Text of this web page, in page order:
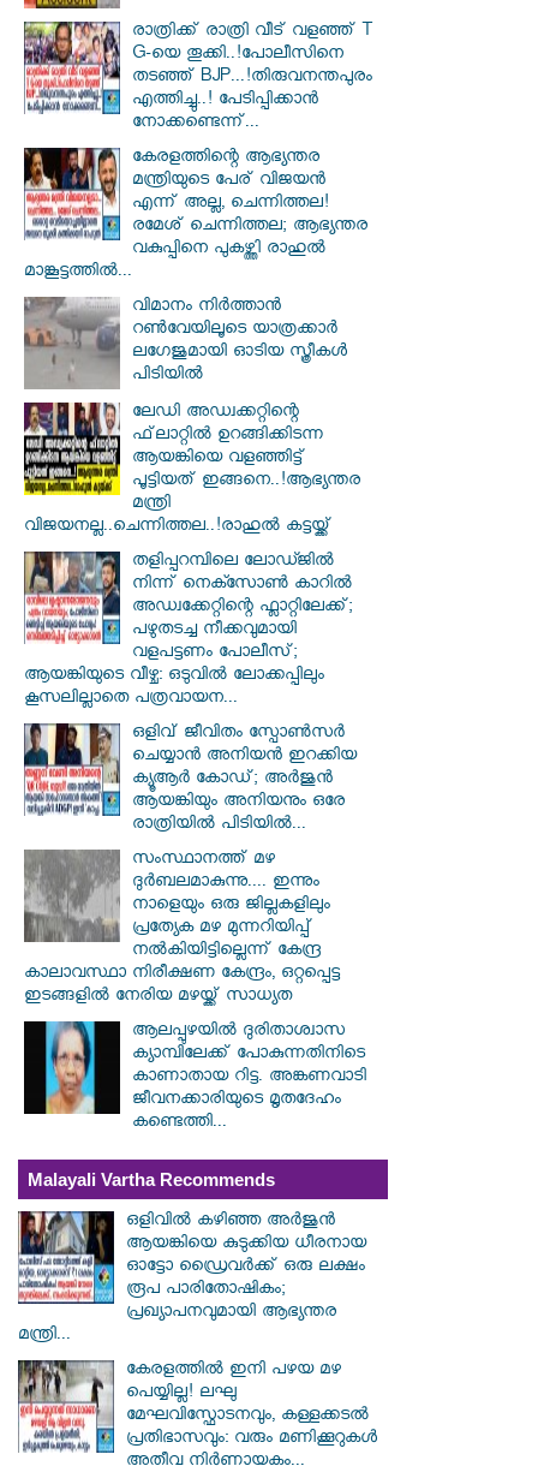
രാത്രിക്ക് രാത്രി വീട് വളഞ്ഞ് T
G-യെ തൂക്കി..!പോലീസിനെ
തടഞ്ഞ് BJP...!തിരുവനന്തപുരം
എത്തിച്ചു..! പേടിപ്പിക്കാൻ
നോക്കണ്ടെന്ന്...
കേരളത്തിന്റെ ആഭ്യന്തര
മന്ത്രിയുടെ പേര് വിജയൻ
എന്ന് അല്ല, ചെന്നിത്തല!
രമേശ് ചെന്നിത്തല; ആഭ്യന്തര
വകുപ്പിനെ പുകഴ്ത്തി രാഹുൽ
മാങ്കൂട്ടത്തിൽ...
വിമാനം നിര്‍ത്താന്‍
റണ്‍വേയിലൂടെ യാത്രക്കാര്‍
ലഗേജുമായി ഓടിയ സ്ത്രീകള്‍
പിടിയില്‍
ലേഡി അഡ്വക്കറ്റിന്റെ
ഫ്‌ലാറ്റിൽ ഉറങ്ങിക്കിടന്ന
ആയങ്കിയെ വളഞ്ഞിട്ട്
പൂട്ടിയത് ഇങ്ങനെ..!ആഭ്യന്തര
മന്ത്രി
വിജയനല്ല..ചെന്നിത്തല..!രാഹുൽ കട്ടയ്ക്ക്
തളിപ്പറമ്പിലെ ലോഡ്ജിൽ
നിന്ന് നെക്സോൺ കാറിൽ
അഡ്വക്കേറ്റിന്റെ ഫ്ലാറ്റിലേക്ക്;
പഴുതടച്ച നീക്കവുമായി
വളപട്ടണം പോലീസ്;
ആയങ്കിയുടെ വീഴ്ച: ഒടുവിൽ ലോക്കപ്പിലും
കൂസലില്ലാതെ പത്രവായന...
ഒളിവ് ജീവിതം സ്പോൺസർ
ചെയ്യാൻ അനിയൻ ഇറക്കിയ
ക്യൂആർ കോഡ്; അർജുൻ
ആയങ്കിയും അനിയനും ഒരേ
രാത്രിയിൽ പിടിയിൽ...
സംസ്ഥാനത്ത് മഴ
ദുർബലമാകുന്നു.... ഇന്നും
നാളെയും ഒരു ജില്ലകളിലും
പ്രത്യേക മഴ മുന്നറിയിപ്പ്
നൽകിയിട്ടില്ലെന്ന് കേന്ദ്ര
കാലാവസ്ഥാ നിരീക്ഷണ കേന്ദ്രം, ഒറ്റപ്പെട്ട
ഇടങ്ങളിൽ നേരിയ മഴയ്ക്ക് സാധ്യത
ആലപ്പുഴയിൽ ​ദുരിതാശ്വാസ
ക്യാമ്പിലേക്ക് പോകുന്നതിനിടെ
കാണാതായ റിട്ട. അങ്കണവാടി
ജീവനക്കാരിയുടെ മൃതദേഹം
കണ്ടെത്തി...
Malayali Vartha Recommends
ഒളിവിൽ കഴിഞ്ഞ അർജുൻ
ആയങ്കിയെ കുടുക്കിയ ധീരനായ
ഓട്ടോ ഡ്രൈവർക്ക് ഒരു ലക്ഷം
രൂപ പാരിതോഷികം;
പ്രഖ്യാപനവുമായി ആഭ്യന്തര
മന്ത്രി...
കേരളത്തിൽ ഇനി പഴയ മഴ
പെയ്യില്ല! ലഘു
മേഘവിസ്ഫോടനവും, കള്ളക്കടൽ
പ്രതിഭാസവും: വരും മണിക്കൂറുകൾ
അതീവ നിർണായകം...